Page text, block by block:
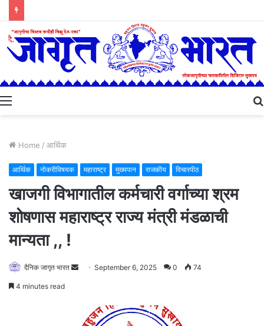
Menu
Home / आर्थिक
आर्थिक नोकरीविषयक महाराष्ट्र मुख्यपान राजकीय विचारपीठ
खाजगी विभागातील कर्मचारी वर्गाच्या श्रम
शोषणास महाराष्ट्र राज्य मंत्री मंडळाची
मान्यता ,, !
दैनिक जागृत भारत
SendSeptember 6, 2025 0 74
4 minutes read